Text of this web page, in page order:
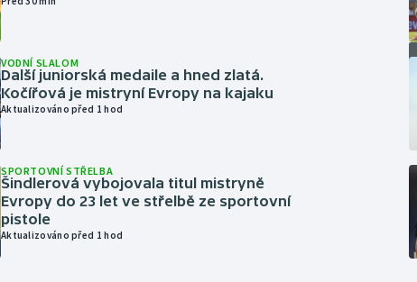
VODNÍ SLALOM
Další juniorská medaile a hned zlatá.
Kočířová je mistryní Evropy na kajaku
Aktualizováno před 1 hod
SPORTOVNÍ STŘELBA
Šindlerová vybojovala titul mistryně
Evropy do 23 let ve střelbě ze sportovní
pistole
Aktualizováno před 1 hod